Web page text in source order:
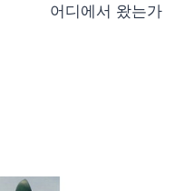
어디에서 왔는가